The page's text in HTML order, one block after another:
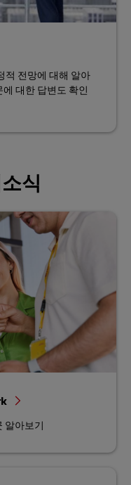
적 전망에 대해 알아
대한 답변도 확인
식
알아보기